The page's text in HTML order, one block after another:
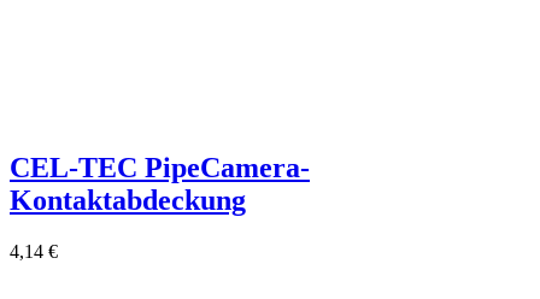
CEL-TEC PipeCamera-
Kontaktabdeckung
4,14 €